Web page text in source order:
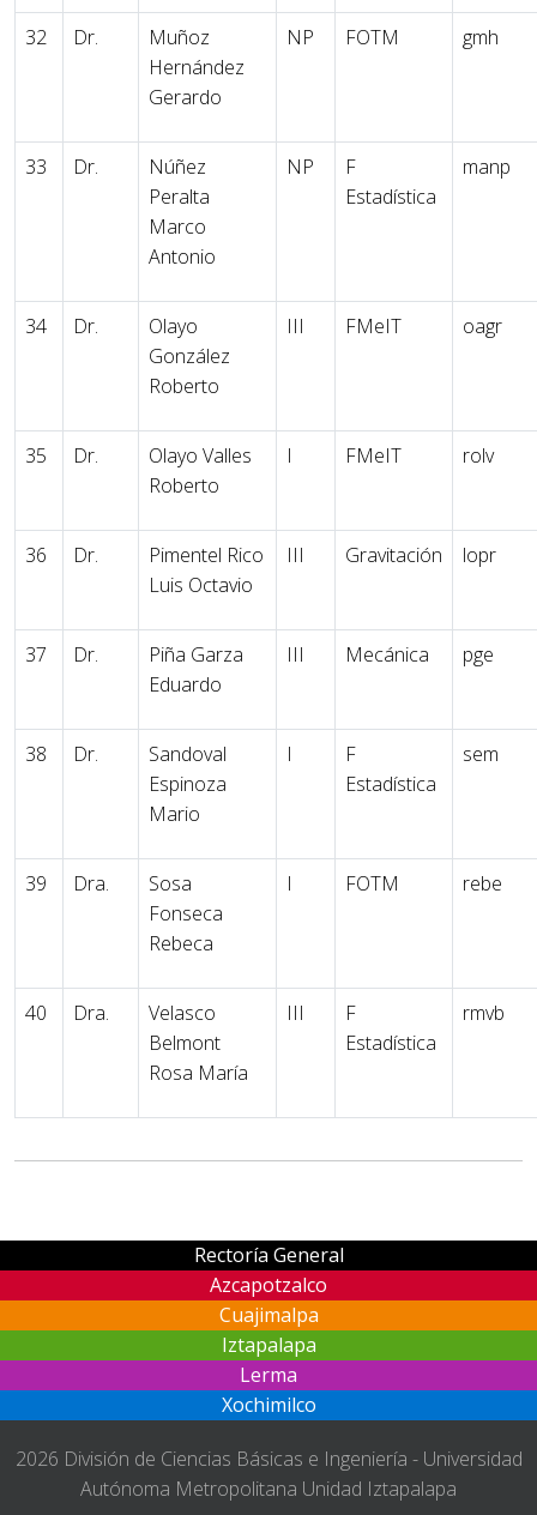
32 Dr.
Muñoz
Hernández
Gerardo
NP FOTM gmh
33 Dr.
Núñez
Peralta
Marco
Antonio
NP
F
Estadística
manp
34 Dr.
Olayo
González
Roberto
III FMeIT oagr
35 Dr.
Olayo Valles
Roberto
I FMeIT rolv
36 Dr.
Pimentel Rico
Luis Octavio
III Gravitación lopr
37 Dr.
Piña Garza
Eduardo
III Mecánica pge
38 Dr.
Sandoval
Espinoza
Mario
I
F
Estadística
sem
39 Dra.
Sosa
Fonseca
Rebeca
I FOTM rebe
40 Dra.
Velasco
Belmont
Rosa María
III
F
Estadística
rmvb
Rectoría General
Azcapotzalco
Cuajimalpa
Iztapalapa
Lerma
Xochimilco
2026 División de Ciencias Básicas e Ingeniería - Universidad
Autónoma Metropolitana Unidad Iztapalapa